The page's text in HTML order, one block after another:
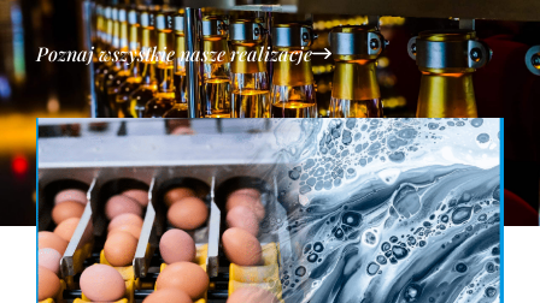
Poznaj wszystkie nasze realizacje